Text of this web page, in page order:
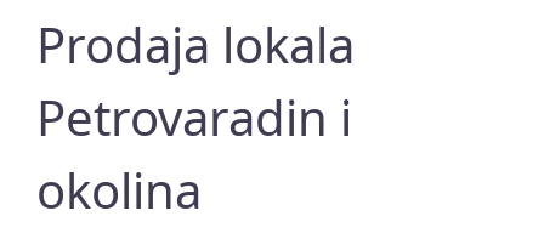
Prodaja lokala
Petrovaradin i
okolina